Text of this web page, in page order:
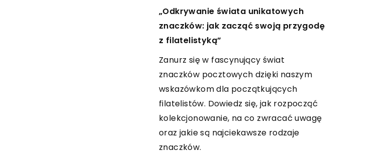
Jak efektowne prezentacje
produktów wpływają na sprzedaż w
sklepach internetowych
Odkryj, jak efektownie przedstawione
produkty mogą podnieść sprzedaż w
Twoim sklepie internetowym. Zrozum
mechanizmy, dzięki którym klienci
częściej wybierają prezentowane
przedmioty.
„Odkrywanie świata unikatowych
znaczków: jak zacząć swoją przygodę
z filatelistyką”
Zanurz się w fascynujący świat
znaczków pocztowych dzięki naszym
wskazówkom dla początkujących
filatelistów. Dowiedz się, jak rozpocząć
kolekcjonowanie, na co zwracać uwagę
oraz jakie są najciekawsze rodzaje
znaczków.
Jakie korzyści oferują internetowe
sklepy wędkarskie przy zakupie
Odkryj, dlaczego internetowe sklepy
wędkarskie stają się coraz
popularniejsze. Zyskaj wartościową
wiedzę o szerokim wyborze akcesoriów,
atrakcyjnych cenach oraz wygodzie
zakupów online.